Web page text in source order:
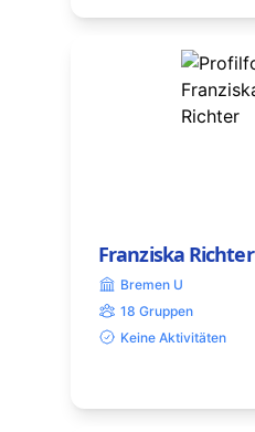
Franziska Richter
Bremen U
18 Gruppen
Keine Aktivitäten